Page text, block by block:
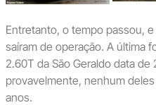
Entretanto, o tempo passou,
saíram de operação. A última
2.60T da São Geraldo data de
provavelmente, nenhum
anos.